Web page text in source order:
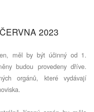
2023
měl by být účinný od 1.
budou provedeny dříve.
orgánů, které vydávají